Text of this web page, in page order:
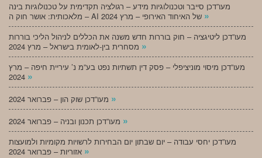
מעו”דכן סייבר וטכנולוגיות מידע – רגולציה תקדימית על טכנולוגיות בינה
»
מעו”דכן ליטיגציה – חוק בוררות חדש משנה את הכללים לניהול הליכי בוררות
»
מעו”דכן מיסוי מוניציפלי – פסק דין תשתיות נפט בע”מ נ’ עיריית חיפה – מרץ
»
»
»
מעו”דכן יחסי עבודה – יום שבתון יום הבחירות לרשויות מקומיות ולמועצות
»